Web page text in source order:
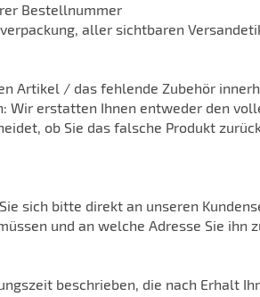
Bestellnummer
aller sichtbaren
Artikel / das fehlende Zubehör
Wir erstatten Ihnen entweder den
ob Sie das falsche Produkt
sich bitte direkt an unseren
und an welche Adresse Sie ihn
beschrieben, die nach Erhalt